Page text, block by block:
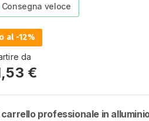
Consegna veloce
al -12%
da
€
carrello professionale in